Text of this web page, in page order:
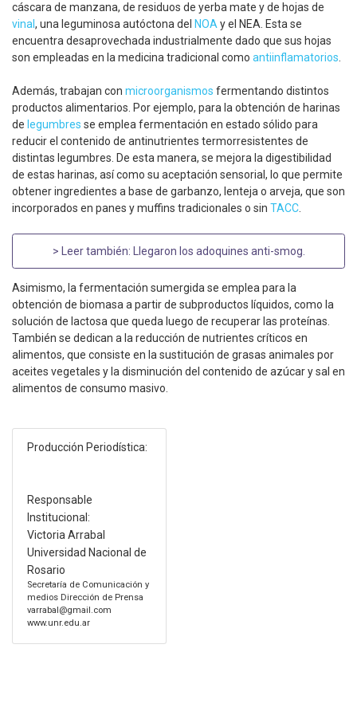
cáscara de manzana, de residuos de yerba mate y de hojas de
vinal , una leguminosa autóctona del NOA y el NEA. Esta se
encuentra desaprovechada industrialmente dado que sus hojas
son empleadas en la medicina tradicional como antiinflamatorios
Además, trabajan con microorganismos fermentando distintos
productos alimentarios. Por ejemplo, para la obtención de harinas
de legumbres se emplea fermentación en estado sólido para
reducir el contenido de antinutrientes termorresistentes de
distintas legumbres. De esta manera, se mejora la digestibilidad
de estas harinas, así como su aceptación sensorial, lo que permite
obtener ingredientes a base de garbanzo, lenteja o arveja, que son
incorporados en panes y muffins tradicionales o sin TACC
> Leer también: Llegaron los adoquines anti-smog
Asimismo, la fermentación sumergida se emplea para la
obtención de biomasa a partir de subproductos líquidos, como la
solución de lactosa que queda luego de recuperar las proteínas.
También se dedican a la reducción de nutrientes críticos en
alimentos, que consiste en la sustitución de grasas animales por
aceites vegetales y la disminución del contenido de azúcar y sal en
alimentos de consumo masivo.
Producción Periodística:
Responsable
Institucional:
Victoria Arrabal
Universidad Nacional de
Rosario
Secretaría de Comunicación y
medios Dirección de Prensa
varrabal@gmail.com
www.unr.edu.ar